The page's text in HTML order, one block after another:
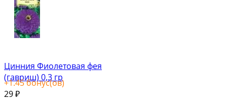
Цинния Фиолетовая фея
(гавриш) 0,3 гр
+1.45бонус(ов)
29 ₽